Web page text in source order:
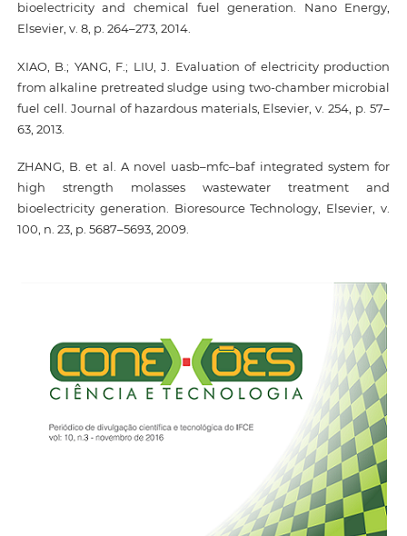
bioelectricity and chemical fuel generation. Nano Energy,
Elsevier, v. 8, p. 264–273, 2014.
XIAO, B.; YANG, F.; LIU, J. Evaluation of electricity production
from alkaline pretreated sludge using two-chamber microbial
fuel cell. Journal of hazardous materials, Elsevier, v. 254, p. 57–
63, 2013.
ZHANG, B. et al. A novel uasb–mfc–baf integrated system for
high strength molasses wastewater treatment and
bioelectricity generation. Bioresource Technology, Elsevier, v.
100, n. 23, p. 5687–5693, 2009.